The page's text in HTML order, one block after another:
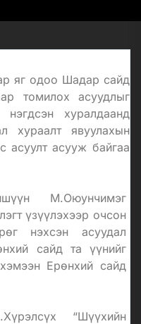
яг одоо Шадар сайд
томилох асуудлыг
хуралдаанд
хураалт явуулахын
асуулт асууж байгаа
М.Оюунчимэг
үзүүлэхээр очсон
нэхсэн асуудал
сайд та үүнийг
Ерөнхий сайд
“Шүүхийн